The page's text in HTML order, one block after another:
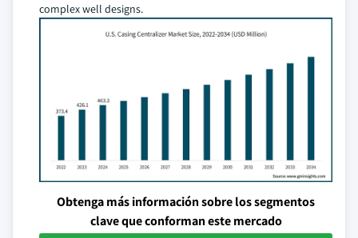
complex well designs.
Obtenga más información sobre los segmentos
clave que conforman este mercado